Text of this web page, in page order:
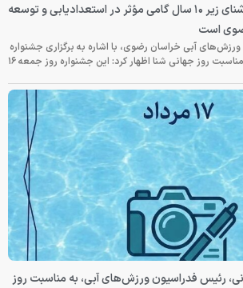
حسین گرایلی: جشنواره شنای زیر ۱۰ سال گامی مؤثر در استعدادیابی و توسعه
است
آبی خراسان رضوی، با اشاره به برگزاری جشنواره
رئیس فدراسیون ورزش‌های آبی، به مناسبت روز